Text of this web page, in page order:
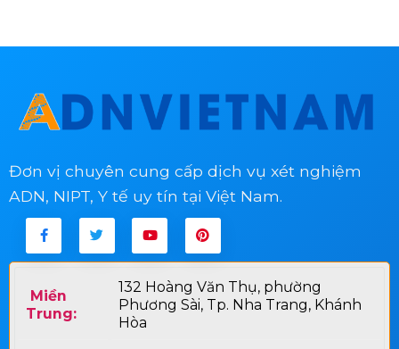
Đơn vị chuyên cung cấp dịch vụ xét nghiệm
ADN, NIPT, Y tế uy tín tại Việt Nam.
Miền
Trung:
132 Hoàng Văn Thụ, phường
Phương Sài, Tp. Nha Trang, Khánh
Hòa